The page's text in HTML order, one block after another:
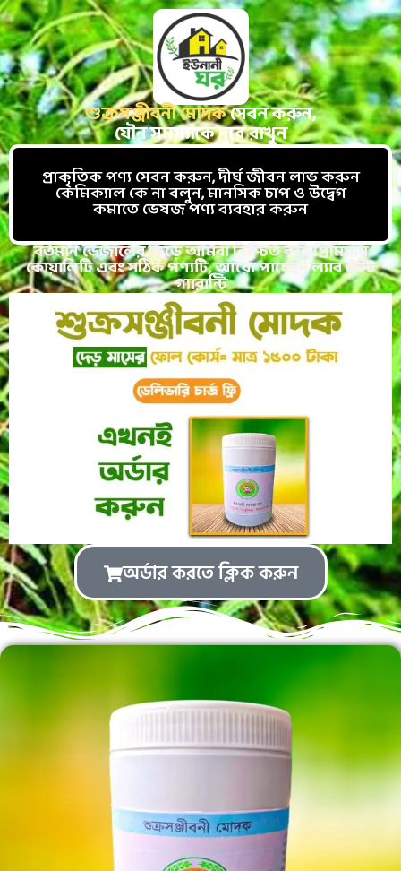
শুক্রসঞ্জীবনী মোদকসেবন করুন,
যৌন সমস্যাকে দূরে রাখুন
প্রাকৃতিক পণ্য সেবন করুন, দীর্ঘ জীবন লাভ করুন
কেমিক্যাল কে না বলুন, মানসিক চাপ ও উদ্বেগ
কমাতে ভেষজ পণ্য ব্যবহার করুন
বর্তমান ভেজালের ভিড়ে আমরা নিশ্চিত করি প্রিমিয়াম
কোয়ালিটি এবং সঠিক পণ্যটি, আরো পাচ্ছেন ল্যাব টেস্ট
গ্যারান্টি
অর্ডার করতে ক্লিক করুন